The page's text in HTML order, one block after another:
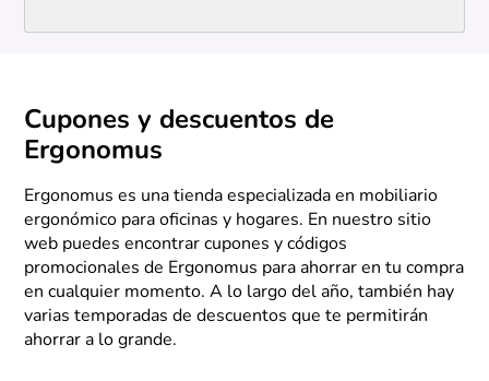
Cupones y descuentos de
Ergonomus
Ergonomus es una tienda especializada en mobiliario
ergonómico para oficinas y hogares. En nuestro sitio
web puedes encontrar cupones y códigos
promocionales de Ergonomus para ahorrar en tu compra
en cualquier momento. A lo largo del año, también hay
varias temporadas de descuentos que te permitirán
ahorrar a lo grande.